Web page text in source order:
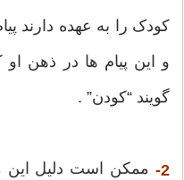
کودک را به عهده دارند
و این پیام ها در ذهن
گویند “کودن”‌ .
2- ممکن است دلیل